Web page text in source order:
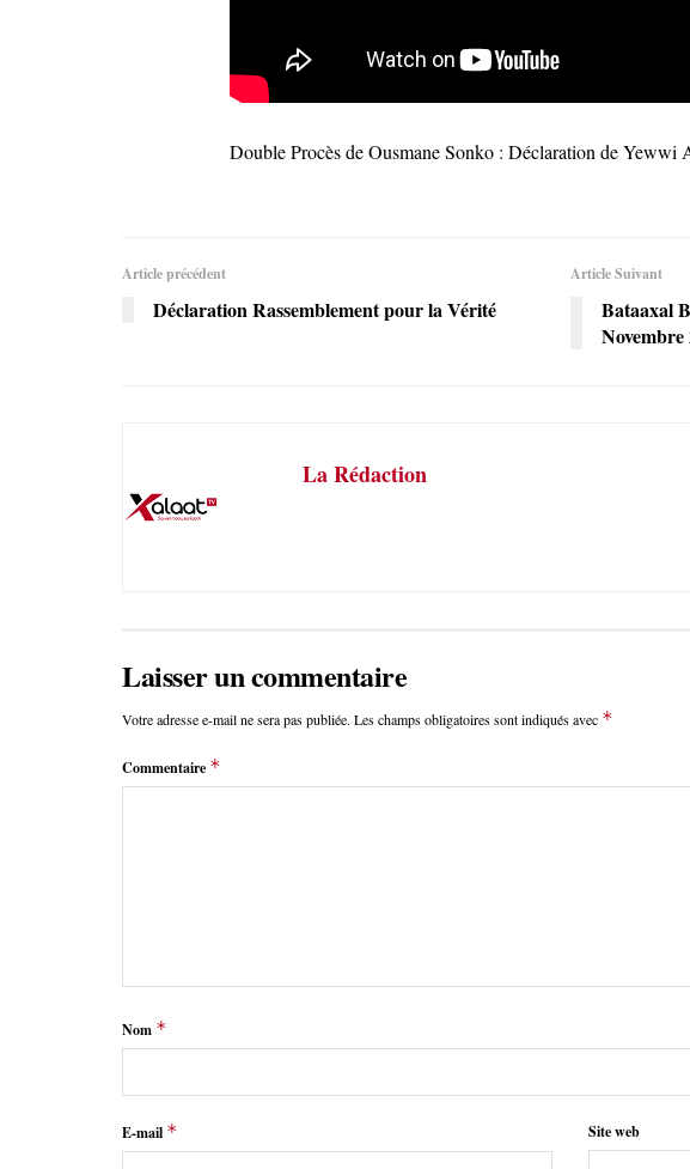
Double Procès de Ousmane Sonko : Déclaration de
Article précédent
Déclaration Rassemblement pour la Vérité
Article Suivant
Bataaxal
La Rédaction
Laisser un commentaire
Votre adresse e-mail ne sera pas publiée. Les champs obligatoires sont indiqués avec *
Commentaire *
Nom *
E-mail * Site web